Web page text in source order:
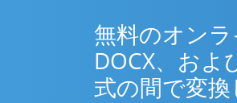
無料のオンラ
DOCX、お
式の間で変換